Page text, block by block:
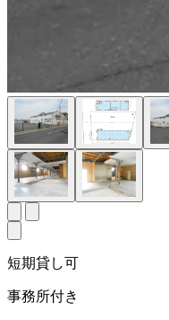
短期貸し可
事務所付き